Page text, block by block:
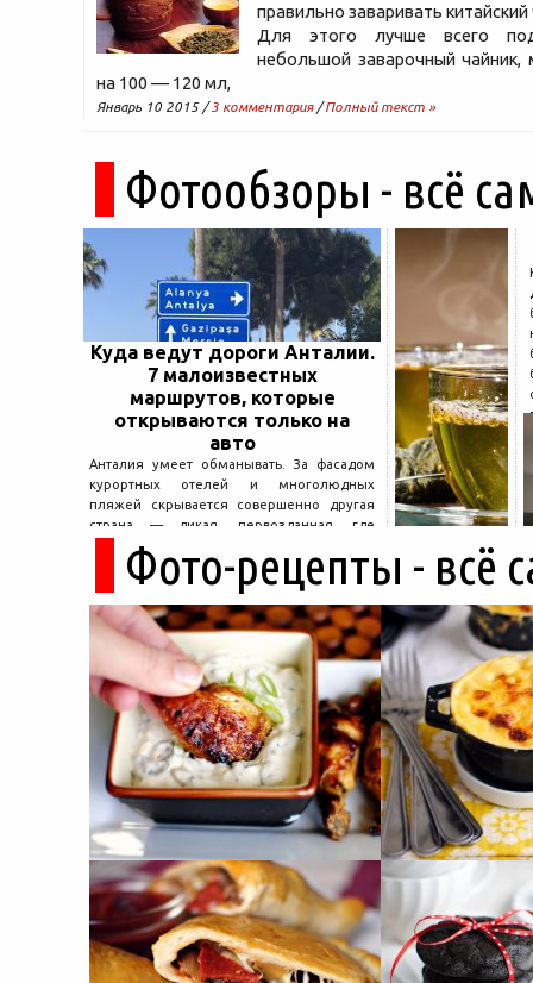
правильно заваривать китайский
Для этого лучше всего
небольшой заварочный
на 100 — 120 мл,
Январь 10 2015 /3 комментария/Полный текст »
Фотообзоры - всё
Куда ведут дороги Анталии.
7 малоизвестных
маршрутов, которые
открываются только на
авто
Анталия умеет обманывать. За фасадом
курортных отелей и многолюдных
пляжей скрывается совершенно другая
страна — дикая, первозданная, где
древние руины дремлют в тени кедров, а
горные дороги ведут к местам, о которых
не расскажет ни один автобусный гид....
Фото-рецепты - всё